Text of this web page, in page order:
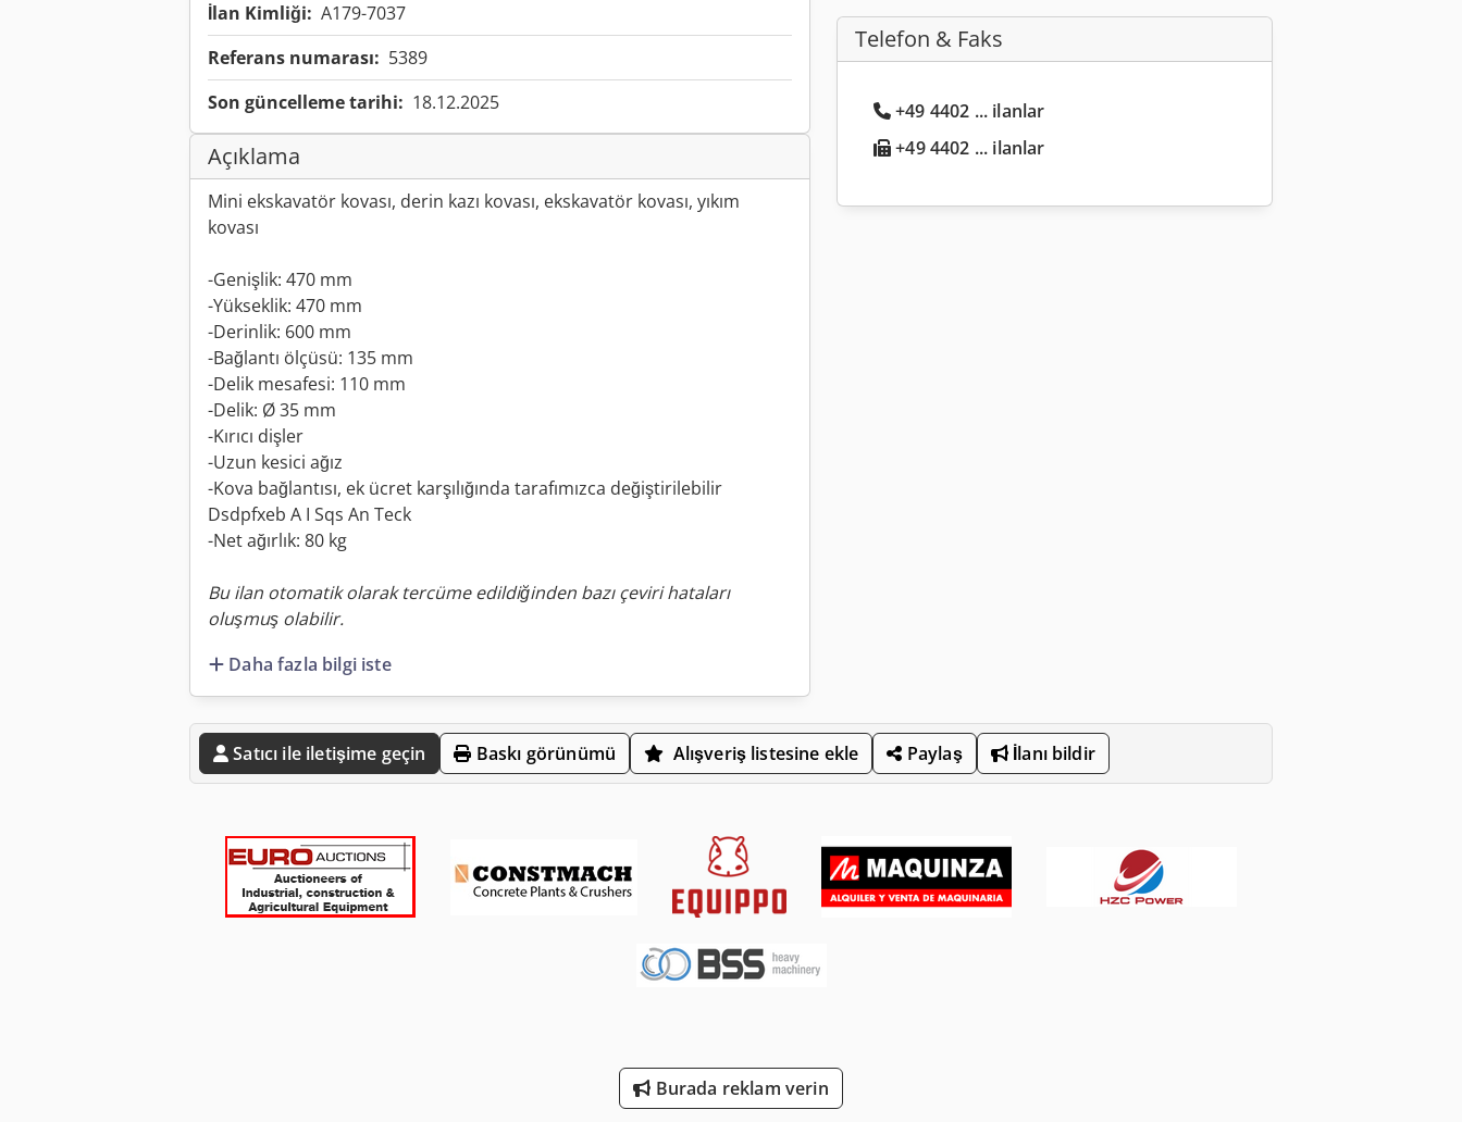
İlan Kimliği: A179-7037
Referans numarası: 5389
Son güncelleme tarihi: 18.12.2025
Açıklama
Mini ekskavatör kovası, derin kazı kovası, ekskavatör kovası, yıkım
kovası
-Genişlik: 470 mm
-Yükseklik: 470 mm
-Derinlik: 600 mm
-Bağlantı ölçüsü: 135 mm
-Delik mesafesi: 110 mm
-Delik: Ø 35 mm
-Kırıcı dişler
-Uzun kesici ağız
-Kova bağlantısı, ek ücret karşılığında tarafımızca değiştirilebilir
Dsdpfxeb A I Sqs An Teck
-Net ağırlık: 80 kg
Bu ilan otomatik olarak tercüme edildiğinden bazı çeviri hataları
oluşmuş olabilir.
Daha fazla bilgi iste
Telefon & Faks
+49 4402 ... ilanlar
+49 4402 ... ilanlar
Satıcı ile iletişime geçin Baskı görünümü Alışveriş listesine ekle Paylaş İlanı bildir
Burada reklam verin